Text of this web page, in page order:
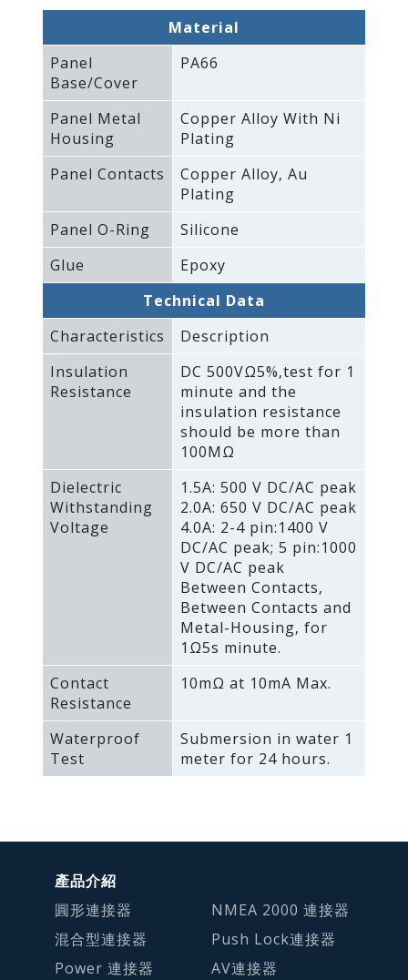
Material
Panel
Base/Cover
PA66
Panel Metal
Housing
Copper Alloy With Ni
Plating
Panel Contacts
Copper Alloy‚ Au
Plating
Panel O-Ring
Silicone
Glue
Epoxy
Technical Data
Characteristics
Description
Insulation
Resistance
DC 500VΩ5%‚test for 1
minute and the
insulation resistance
should be more than
100MΩ
Dielectric
Withstanding
Voltage
1.5A: 500 V DC/AC peak
2.0A: 650 V DC/AC peak
4.0A: 2-4 pin:1400 V
DC/AC peak; 5 pin:1000
V DC/AC peak
Between Contacts‚
Between Contacts and
Metal-Housing‚ for
1Ω5s minute.
Contact
Resistance
10mΩ at 10mA Max.
Waterproof
Test
Submersion in water 1
meter for 24 hours.
產品介紹
圓形連接器
混合型連接器
Power 連接器
NMEA 2000 連接器
Push Lock連接器
AV連接器